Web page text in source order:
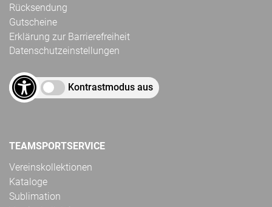
Rücksendung
Gutscheine
Erklärung zur Barrierefreiheit
Datenschutzeinstellungen
Kontrastmodus aus
TEAMSPORTSERVICE
Vereinskollektionen
Kataloge
Sublimation